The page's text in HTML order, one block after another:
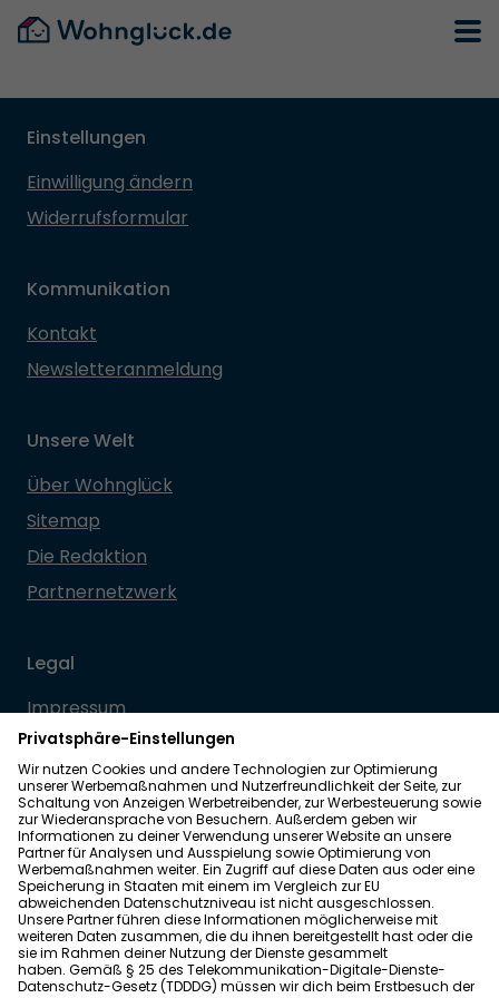
Einstellungen
Einwilligung ändern
Widerrufsformular
Kommunikation
Kontakt
Newsletteranmeldung
Unsere Welt
Über Wohnglück
Sitemap
Die Redaktion
Partnernetzwerk
Legal
Impressum
Datenschutz
Allgemeine Geschäftsbedingungen
Barrierefreiheit